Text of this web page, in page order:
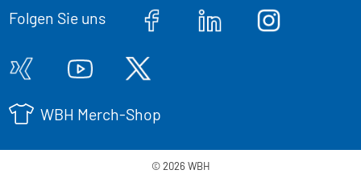
Folgen Sie uns
WBH Merch-Shop
© 2026 WBH